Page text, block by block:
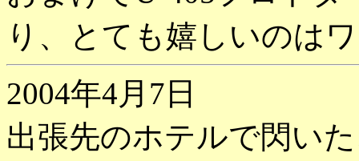
り、とても嬉しいのは
2004年4月7日
出張先のホテルで閃い